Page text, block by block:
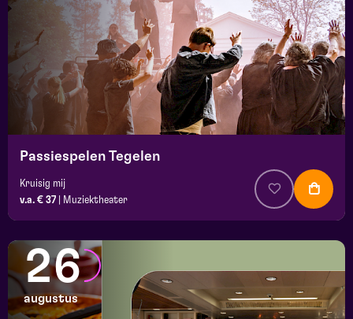
Passiespelen Tegelen
Kruisig mij
v.a. € 37
Muziektheater
26
augustus